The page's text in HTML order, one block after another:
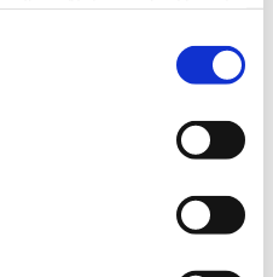
gar nichts, als sie
auch kein Wunder, es
zerrissenen und
Zimmerecke. Was suchte